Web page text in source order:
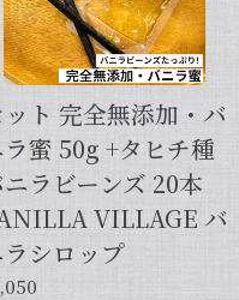
【スタンドパック※通常サイズ】完全無添加・天然バニラ蜜_送料無料（200g）/バニラシロップ/シロップ/バニラビーンズ/製菓材料/バニラペースト/バニラエッセンス/ギフト
【本数多いほど1本価格がお得！】【サイズだけ訳ありグレード 12cm・バニラビーンズ・5本】
ラの香りも良かっ
ト 完全無添加・バ
蜜 50g +タヒチ種
ラビーンズ 20本
VILLAGE バ
シロップ